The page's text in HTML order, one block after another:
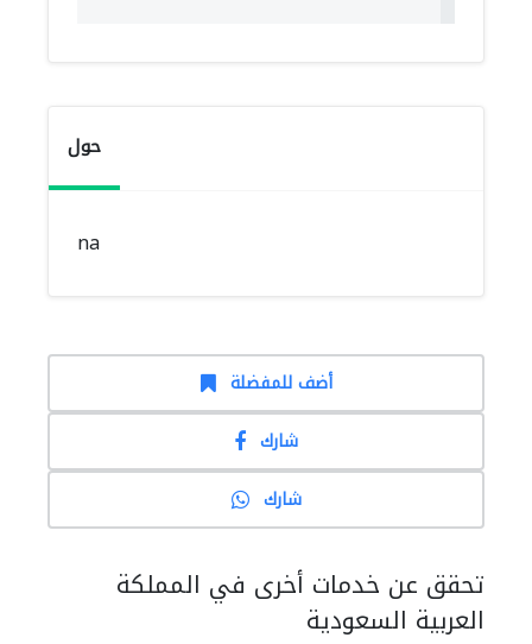
حول
na
أضف للمفضلة
شارك
شارك
تحقق عن خدمات أخرى في المملكة
العربية السعودية